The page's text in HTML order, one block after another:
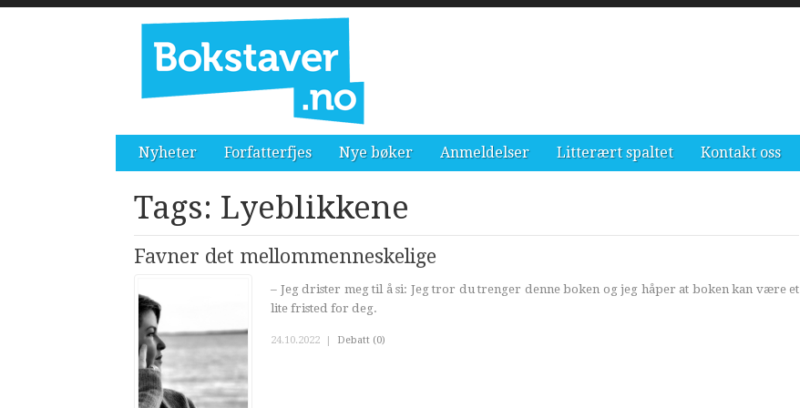
Nyheter Forfatterfjes Nye bøker Anmeldelser Litterært spaltet Kontakt oss
Tags: Lyeblikkene
Favner det mellommenneskelige
– Jeg drister meg til å si: Jeg tror du trenger denne boken og jeg håper at boken kan være et
lite fristed for deg.
24.10.2022 | Debatt (0)